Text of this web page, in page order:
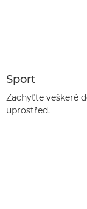
Sport
Zachyťte veškeré
uprostřed.